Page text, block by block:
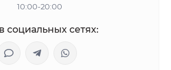
10:00-20:00
социальных сетях: